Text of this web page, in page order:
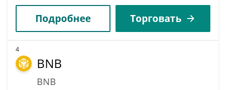
Подробнее Торговать
4
BNB
BNB